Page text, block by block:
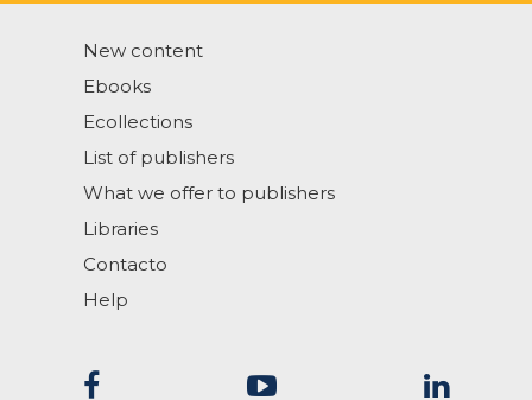
New content
Ebooks
Ecollections
List of publishers
What we offer to publishers
Libraries
Contacto
Help